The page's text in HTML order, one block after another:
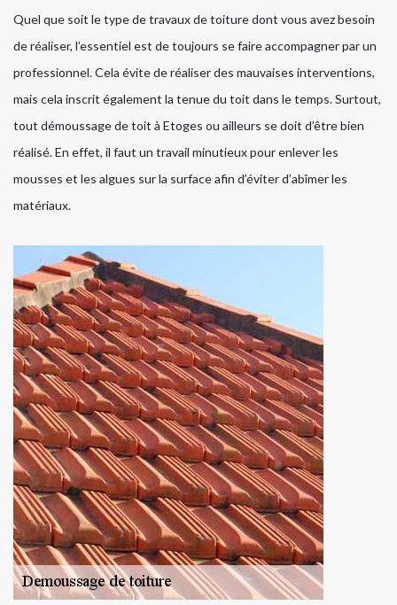
Quel que soit le type de travaux de toiture dont vous avez besoin
de réaliser, l’essentiel est de toujours se faire accompagner par un
professionnel. Cela évite de réaliser des mauvaises interventions,
mais cela inscrit également la tenue du toit dans le temps. Surtout,
tout démoussage de toit à Etoges ou ailleurs se doit d’être bien
réalisé. En effet, il faut un travail minutieux pour enlever les
mousses et les algues sur la surface afin d’éviter d’abîmer les
matériaux.